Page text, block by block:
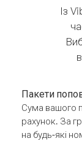
Із
Пакети
Сума вашого
рахунок. За
на будь-які